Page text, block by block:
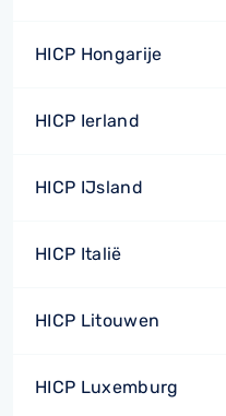
HICP Hongarije
HICP Ierland
HICP IJsland
HICP Italië
HICP Litouwen
HICP Luxemburg